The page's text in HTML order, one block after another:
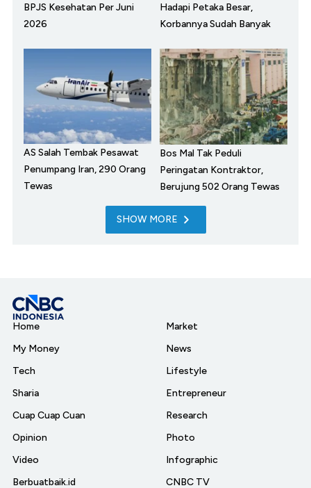
BPJS Kesehatan Per Juni
2026
Hadapi Petaka Besar,
Korbannya Sudah Banyak
AS Salah Tembak Pesawat
Penumpang Iran, 290 Orang
Tewas
Bos Mal Tak Peduli
Peringatan Kontraktor,
Berujung 502 Orang Tewas
SHOW MORE
Home
My Money
Tech
Sharia
Cuap Cuap Cuan
Opinion
Video
Berbuatbaik.id
Market
News
Lifestyle
Entrepreneur
Research
Photo
Infographic
CNBC TV